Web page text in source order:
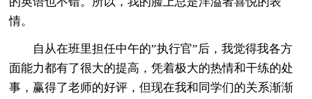
情。
自从在班里担任中午的”执行官”后，我觉得我各方
面能力都有了很大的提高，凭着极大的热情和干练的处
事，赢得了老师的好评，但现在我和同学们的关系渐渐